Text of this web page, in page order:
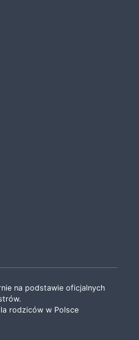
na podstawie oficjalnych
rodziców w Polsce